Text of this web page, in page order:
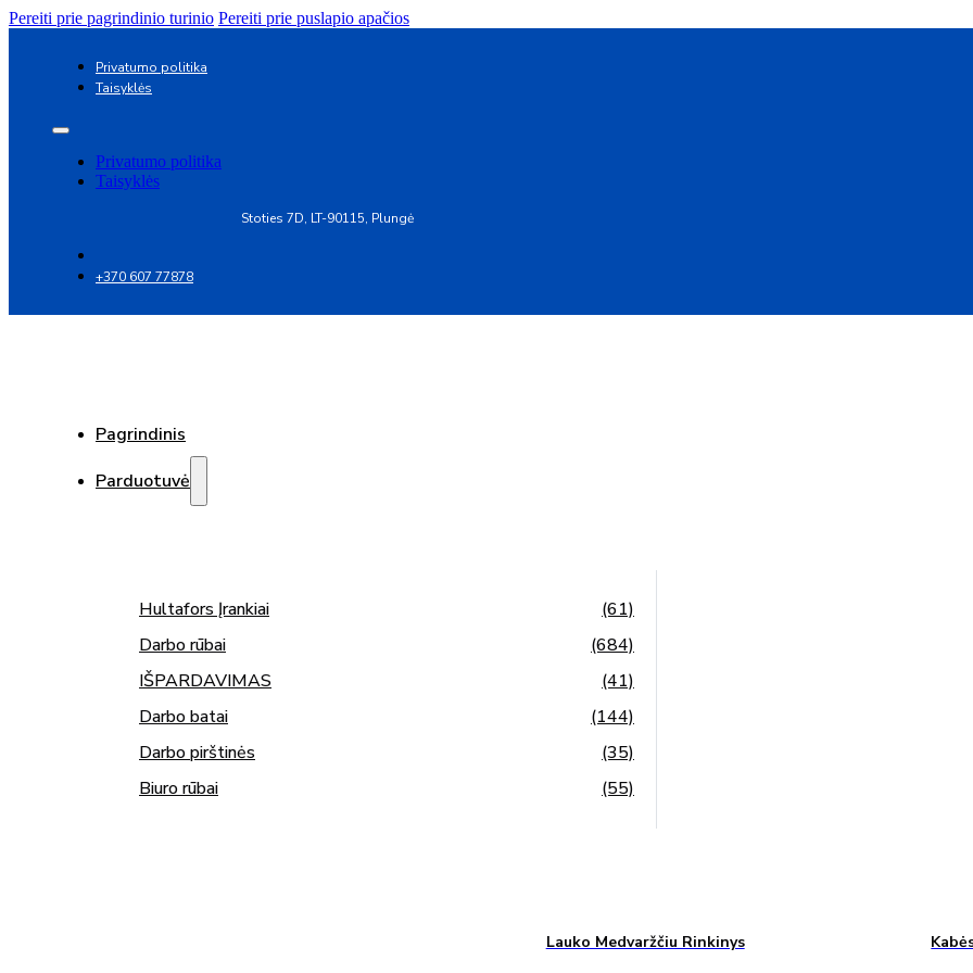
Pereiti prie pagrindinio turinio Pereiti prie puslapio apačios
Privatumo politika
Taisyklės
Privatumo politika
Taisyklės
Stoties 7D, LT-90115, Plungė
+370 607 77878
Pagrindinis
Parduotuvė
Hultafors Įrankiai
(61)
Darbo rūbai
(684)
IŠPARDAVIMAS
(41)
Darbo batai
(144)
Darbo pirštinės
(35)
Biuro rūbai
(55)
Lauko Medvaržčiu Rinkinys